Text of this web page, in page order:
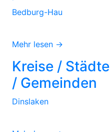
Bedburg-Hau
Mehr lesen →
Kreise / Städte
/ Gemeinden
Dinslaken